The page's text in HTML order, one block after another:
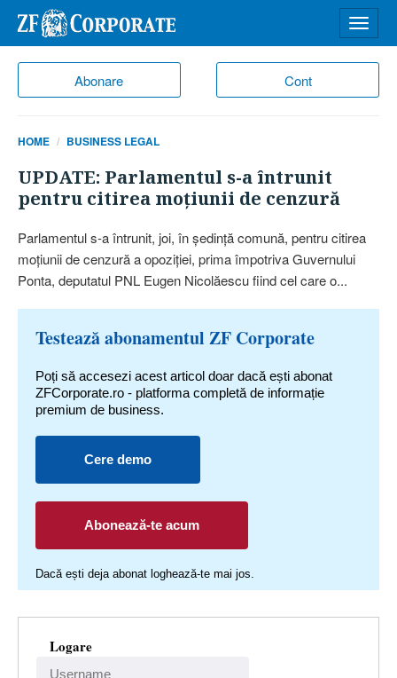
Abonare Cont
meniu
HOME BUSINESS LEGAL
UPDATE: Parlamentul s-a întrunit
pentru citirea moţiunii de cenzură
Parlamentul s-a întrunit, joi, în şedinţă comună, pentru citirea
moţiunii de cenzură a opoziţiei, prima împotriva Guvernului
Ponta, deputatul PNL Eugen Nicolăescu fiind cel care o...
Testează abonamentul ZF Corporate
Poți să accesezi acest articol doar dacă ești abonat
ZFCorporate.ro - platforma completă de informație
premium de business.
Cere demo
Abonează-te acum
Dacă ești deja abonat loghează-te mai jos.
Logare